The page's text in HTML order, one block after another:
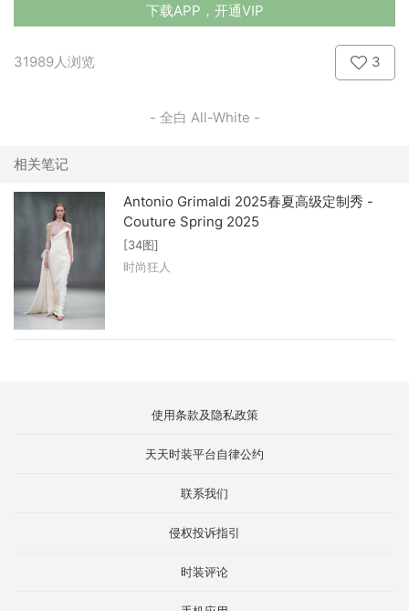
下载APP，开通VIP
31989人浏览 3
- 全白 All-White -
相关笔记
Antonio Grimaldi 2025春夏高级定制秀 -
Couture Spring 2025
[34图]
时尚狂人
使用条款及隐私政策
天天时装平台自律公约
联系我们
侵权投诉指引
时装评论